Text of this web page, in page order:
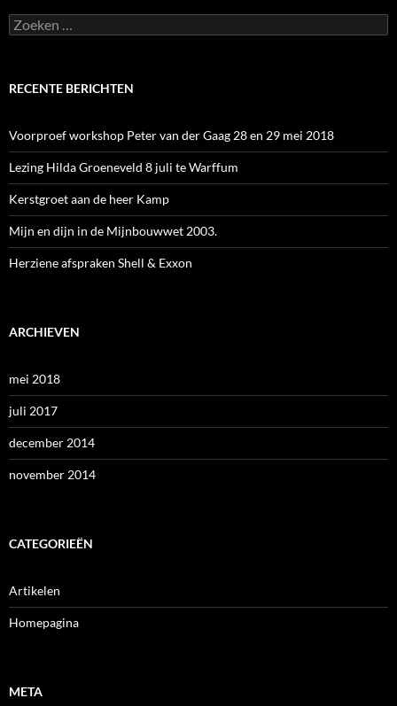
Zoeken
naar:
RECENTE BERICHTEN
Voorproef workshop Peter van der Gaag 28 en 29 mei 2018
Lezing Hilda Groeneveld 8 juli te Warffum
Kerstgroet aan de heer Kamp
Mijn en dijn in de Mijnbouwwet 2003.
Herziene afspraken Shell & Exxon
ARCHIEVEN
mei 2018
juli 2017
december 2014
november 2014
CATEGORIEËN
Artikelen
Homepagina
META